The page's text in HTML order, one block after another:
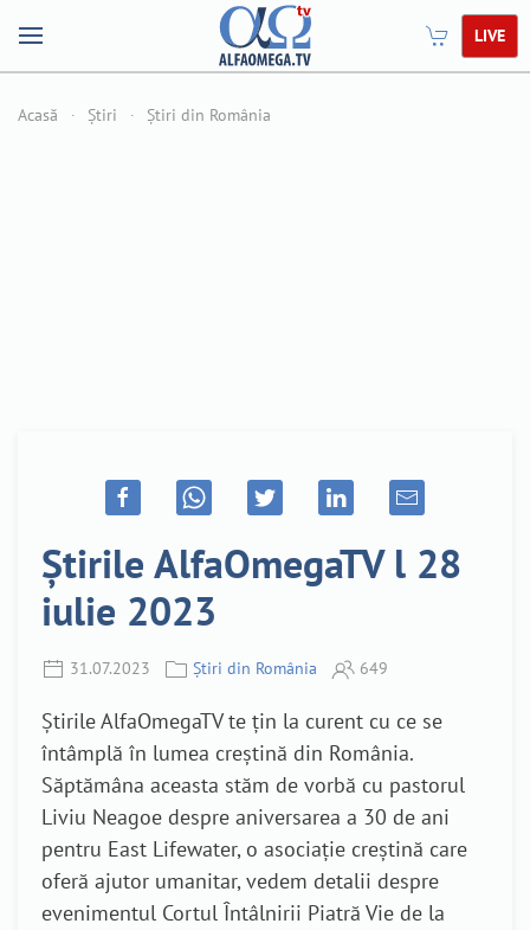
LIVE
Acasă Știri Știri din România
Știrile AlfaOmegaTV l 28
iulie 2023
31.07.2023 Știri din România 649
Știrile AlfaOmegaTV te țin la curent cu ce se
întâmplă în lumea creștină din România.
Săptămâna aceasta stăm de vorbă cu pastorul
Liviu Neagoe despre aniversarea a 30 de ani
pentru East Lifewater, o asociație creștină care
oferă ajutor umanitar, vedem detalii despre
evenimentul Cortul Întâlnirii Piatră Vie de la